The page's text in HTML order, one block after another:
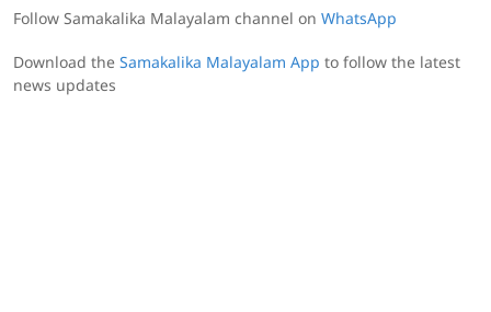
Follow Samakalika Malayalam channel on WhatsApp
Download the Samakalika Malayalam App to follow the latest
news updates